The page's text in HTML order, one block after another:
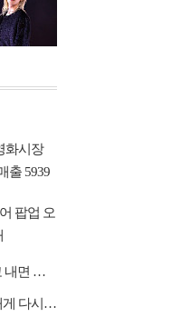
화시장
출 5939
팝업 오
적재, 소극장 라이브 예고…장치 비우고 내면 채운다
정해인, ‘이런 엿같은 사랑’ OST ‘그대 내게 다시’ 리메이크 가창